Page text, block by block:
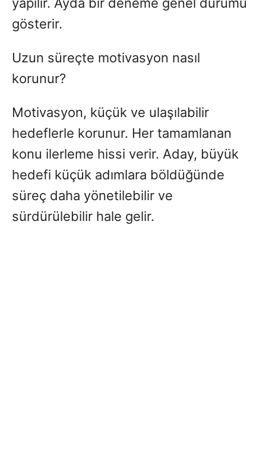
gösterir.
Uzun süreçte motivasyon nasıl
korunur?
Motivasyon, küçük ve ulaşılabilir
hedeflerle korunur. Her tamamlanan
konu ilerleme hissi verir. Aday, büyük
hedefi küçük adımlara böldüğünde
süreç daha yönetilebilir ve
sürdürülebilir hale gelir.